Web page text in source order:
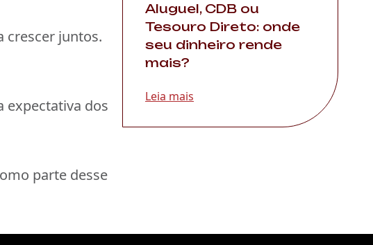
crescer juntos.
expectativa dos
parte desse
Aluguel, CDB ou
Tesouro Direto: onde
seu dinheiro rende
mais?
Leia mais